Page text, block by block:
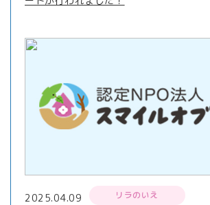
2025.04.09 リラのいえ